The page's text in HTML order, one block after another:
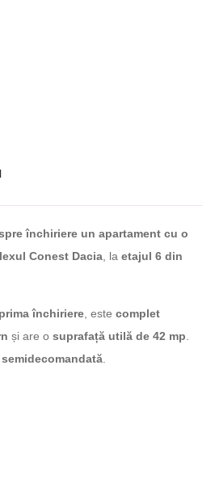
închiriere un apartament cu o
Conest Dacia , la etajul 6 din
prima închiriere , este complet
și are o suprafață utilă de 42 mp
semidecomandată